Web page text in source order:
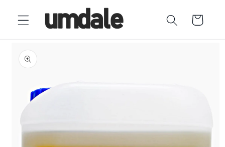
directamente
al contenido
Carrito
información